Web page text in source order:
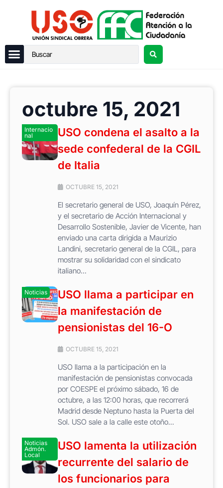
octubre 15, 2021
Internacio
nal
USO condena el asalto a la
sede confederal de la CGIL
de Italia
OCTUBRE 15, 2021
El secretario general de USO, Joaquín Pérez,
y el secretario de Acción Internacional y
Desarrollo Sostenible, Javier de Vicente, han
enviado una carta dirigida a Maurizio
Landini, secretario general de la CGIL, para
mostrar su solidaridad con el sindicato
italiano...
Noticias
USO llama a participar en
la manifestación de
pensionistas del 16-O
OCTUBRE 15, 2021
USO llama a la participación en la
manifestación de pensionistas convocada
por COESPE el próximo sábado, 16 de
octubre, a las 12:00 horas, que recorrerá
Madrid desde Neptuno hasta la Puerta del
Sol. USO sale a la calle este otoño...
Noticias
Admón.
Local
USO lamenta la utilización
recurrente del salario de
los funcionarios para